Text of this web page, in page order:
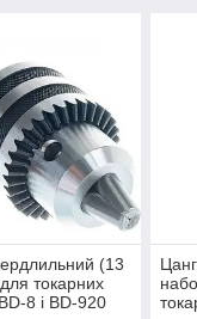
(13
токарних
8 і BD-920